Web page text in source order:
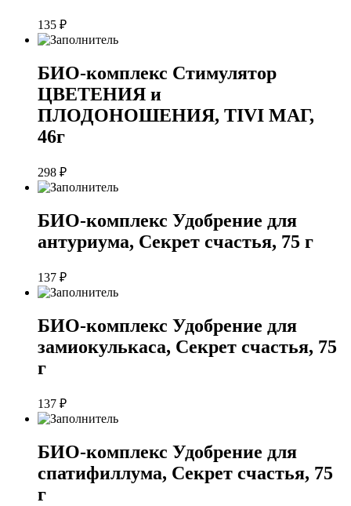
135 ₽
БИО-комплекс Стимулятор
ЦВЕТЕНИЯ и
ПЛОДОНОШЕНИЯ, TIVI МАГ,
46г
298 ₽
БИО-комплекс Удобрение для
антуриума, Секрет счастья, 75 г
137 ₽
БИО-комплекс Удобрение для
замиокулькаса, Секрет счастья, 75
г
137 ₽
БИО-комплекс Удобрение для
спатифиллума, Секрет счастья, 75
г